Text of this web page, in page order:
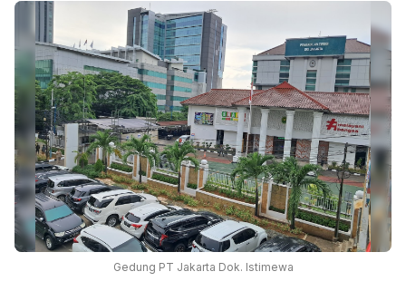
Gedung PT Jakarta Dok. Istimewa